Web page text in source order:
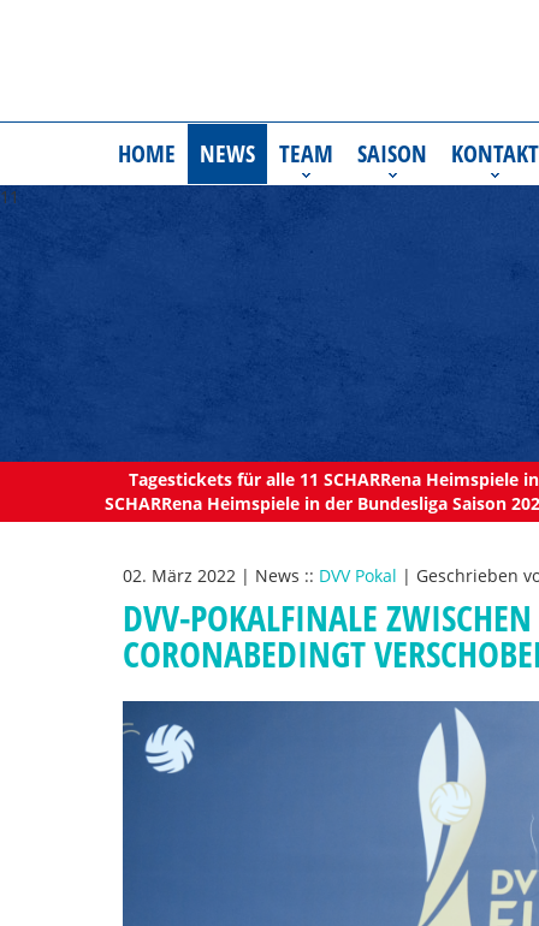
HOME NEWS TEAM SAISON KONTAKT
11
Tagestickets für alle 11 SCHARRena
SCHARRena Heimspiele in der Bundesliga
02. März 2022 | News :: DVV Pokal | Geschrieben
DVV-POKALFINALE
CORONABEDINGT